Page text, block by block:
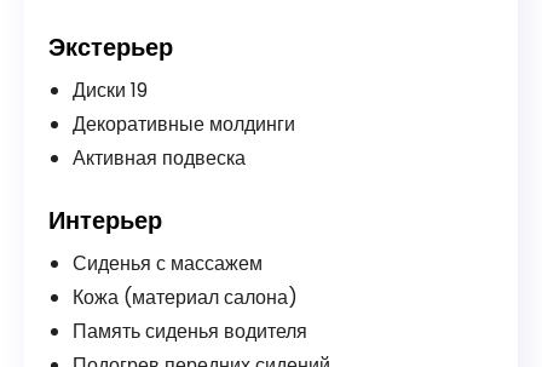
Экстерьер
Диски 19
Декоративные молдинги
Активная подвеска
Интерьер
Сиденья с массажем
Кожа (материал салона)
Память сиденья водителя